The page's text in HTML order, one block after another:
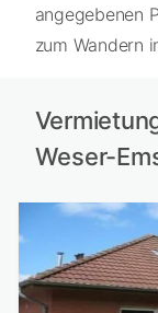
angegebenen
zum Wandern
Weser-